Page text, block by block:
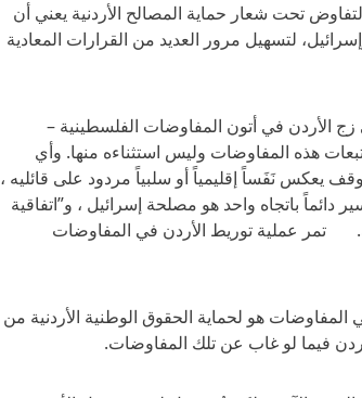
تحت شعار حماية المصالح الأردنية يعني أن
لتسهيل مرور العديد من القرارات المعادية
زج الأردن في أتون المفاوضات الفلسطينية –
هذه المفاوضات وليس استثناءه منها. وأي
يعكس نَفَساً إقليمياً أو سلبياً مردود على قائليه ،
باتجاه واحد هو مصلحة إسرائيل ، و”اتفاقية
تمر عملية توريط الأردن في المفاوضات
هو لحماية الحقوق الوطنية الأردنية من
فيما لو غاب عن تلك المفاوضات.